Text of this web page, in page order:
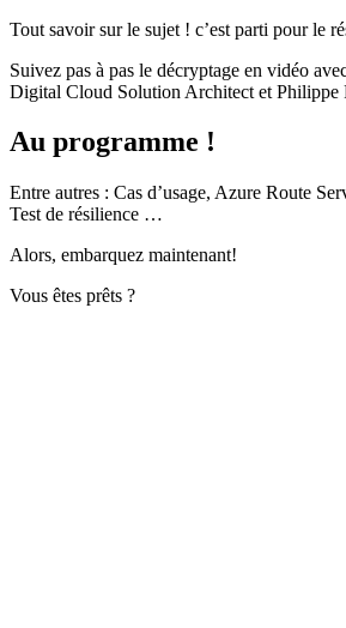
Tout savoir sur le sujet ! c’est parti pour le
Suivez pas à pas le décryptage en vidéo
Digital Cloud Solution Architect et Philippe
Au programme !
Entre autres : Cas d’usage, Azure Route
Test de résilience …
Alors, embarquez maintenant!
Vous êtes prêts ?